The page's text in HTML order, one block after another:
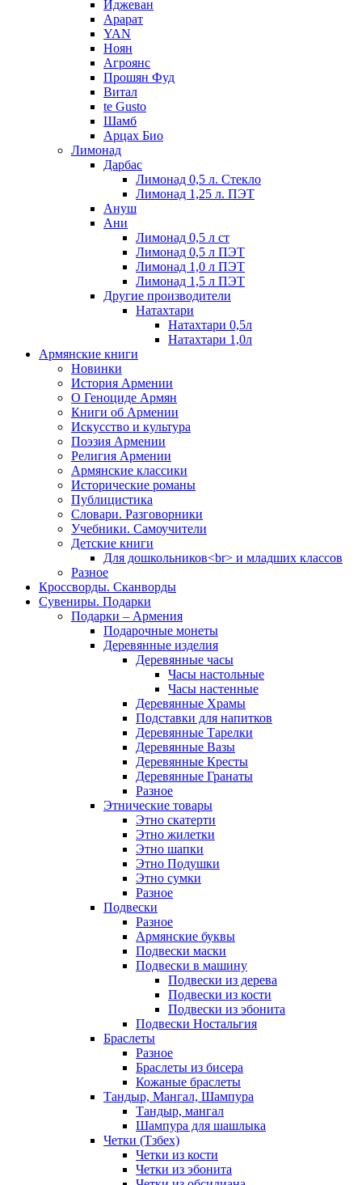
Иджеван
Арарат
YAN
Ноян
Агроянс
Прошян Фуд
Витал
te Gusto
Шамб
Арцах Био
Лимонад
Дарбас
Лимонад 0,5 л. Стекло
Лимонад 1,25 л. ПЭТ
Ануш
Ани
Лимонад 0,5 л ст
Лимонад 0,5 л ПЭТ
Лимонад 1,0 л ПЭТ
Лимонад 1,5 л ПЭТ
Другие производители
Натахтари
Натахтари 0,5л
Натахтари 1,0л
Армянские книги
Новинки
История Армении
О Геноциде Армян
Книги об Армении
Иcкусство и культура
Поэзия Армении
Религия Армении
Армянские классики
Исторические романы
Публицистика
Словари. Разговорники
Учебники. Самоучители
Детские книги
Для дошкольников<br> и младших классов
Разное
Кроссворды. Сканворды
Сувениры. Подарки
Подарки – Армения
Подарочные монеты
Деревянные изделия
Деревянные часы
Часы настольные
Часы настенные
Деревянные Храмы
Подставки для напитков
Деревянные Тарелки
Деревянные Вазы
Деревянные Кресты
Деревянные Гранаты
Разное
Этнические товары
Этно скатерти
Этно жилетки
Этно шапки
Этно Подушки
Этно сумки
Разное
Подвески
Разное
Армянские буквы
Подвески маски
Подвески в машину
Подвески из дерева
Подвески из кости
Подвески из эбонита
Подвески Ностальгия
Браслеты
Разное
Браслеты из бисера
Кожаные браслеты
Тандыр, Мангал, Шампура
Тандыр, мангал
Шампура для шашлыка
Четки (Тзбех)
Четки из кости
Четки из эбонита